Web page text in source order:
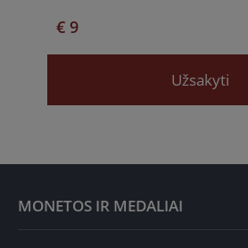
€ 9
Užsakyti
MONETOS IR MEDALIAI